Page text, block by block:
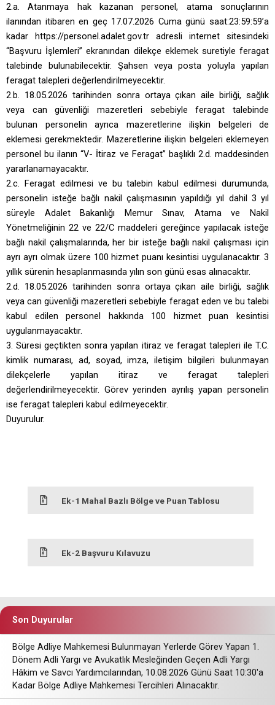
2.a. Atanmaya hak kazanan personel, atama sonuçlarının
ilanından itibaren en geç 17.07.2026 Cuma günü saat:23:59:59’a
kadar https://personel.adalet.gov.tr adresli internet sitesindeki
“Başvuru İşlemleri” ekranından dilekçe eklemek suretiyle feragat
talebinde bulunabilecektir. Şahsen veya posta yoluyla yapılan
feragat talepleri değerlendirilmeyecektir.
2.b. 18.05.2026 tarihinden sonra ortaya çıkan aile birliği, sağlık
veya can güvenliği mazeretleri sebebiyle feragat talebinde
bulunan personelin ayrıca mazeretlerine ilişkin belgeleri de
eklemesi gerekmektedir. Mazeretlerine ilişkin belgeleri eklemeyen
personel bu ilanın “V- İtiraz ve Feragat” başlıklı 2.d. maddesinden
yararlanamayacaktır.
2.c. Feragat edilmesi ve bu talebin kabul edilmesi durumunda,
personelin isteğe bağlı nakil çalışmasının yapıldığı yıl dahil 3 yıl
süreyle Adalet Bakanlığı Memur Sınav, Atama ve Nakil
Yönetmeliğinin 22 ve 22/C maddeleri gereğince yapılacak isteğe
bağlı nakil çalışmalarında, her bir isteğe bağlı nakil çalışması için
ayrı ayrı olmak üzere 100 hizmet puanı kesintisi uygulanacaktır. 3
yıllık sürenin hesaplanmasında yılın son günü esas alınacaktır.
2.d. 18.05.2026 tarihinden sonra ortaya çıkan aile birliği, sağlık
veya can güvenliği mazeretleri sebebiyle feragat eden ve bu talebi
kabul edilen personel hakkında 100 hizmet puan kesintisi
uygulanmayacaktır.
3. Süresi geçtikten sonra yapılan itiraz ve feragat talepleri ile T.C.
kimlik numarası, ad, soyad, imza, iletişim bilgileri bulunmayan
dilekçelerle yapılan itiraz ve feragat talepleri
değerlendirilmeyecektir. Görev yerinden ayrılış yapan personelin
ise feragat talepleri kabul edilmeyecektir.
Duyurulur.
Ek-1 Mahal Bazlı Bölge ve Puan Tablosu
Ek-2 Başvuru Kılavuzu
Son Duyurular
Bölge Adliye Mahkemesi Bulunmayan Yerlerde Görev Yapan 1.
Dönem Adli Yargı ve Avukatlık Mesleğinden Geçen Adli Yargı
Hâkim ve Savcı Yardımcılarından, 10.08.2026 Günü Saat 10:30'a
Kadar Bölge Adliye Mahkemesi Tercihleri Alınacaktır.